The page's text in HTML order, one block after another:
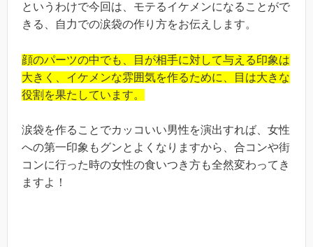
というわけで今回は、モテるイケメンになることがで
きる、自力での涙袋の作り方をお伝えします。
顔のパーツの中でも、目が相手に対して与える印象は
大きく、イケメンな雰囲気を作るために、目は大きな
役割を果たしています。
涙袋を作ることでカッコいい男性を演出すれば、女性
への第一印象もグンとよくなりますから、合コンや街
コンに行った時の女性の食いつき方も全然変わってき
ますよ！